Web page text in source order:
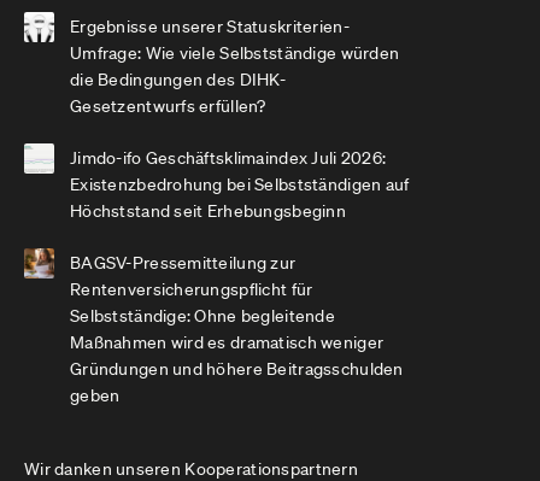
Ergebnisse unserer Statuskriterien-
Umfrage: Wie viele Selbstständige würden
die Bedingungen des DIHK-
Gesetzentwurfs erfüllen?
Jimdo-ifo Geschäftsklimaindex Juli 2026:
Existenzbedrohung bei Selbstständigen auf
Höchststand seit Erhebungsbeginn
BAGSV-Pressemitteilung zur
Rentenversicherungspflicht für
Selbstständige: Ohne begleitende
Maßnahmen wird es dramatisch weniger
Gründungen und höhere Beitragsschulden
geben
Wir danken unseren Kooperationspartnern